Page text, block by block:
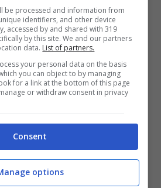
Rotterdam-Feyenoord: un
precampionato clamoroso
Anteprime,CALCIO ,Eredivisie
Pronostico Pec Zwolle-
senza problemi
Pronostici
be processed and information from
identifiers, and other device
accessed by and shared with 319
by this site. We and our partners
data. List of partners.
your personal data on the basis
you can object to by managing
for a link at the bottom of this page
or withdraw consent in privacy
Consent
options